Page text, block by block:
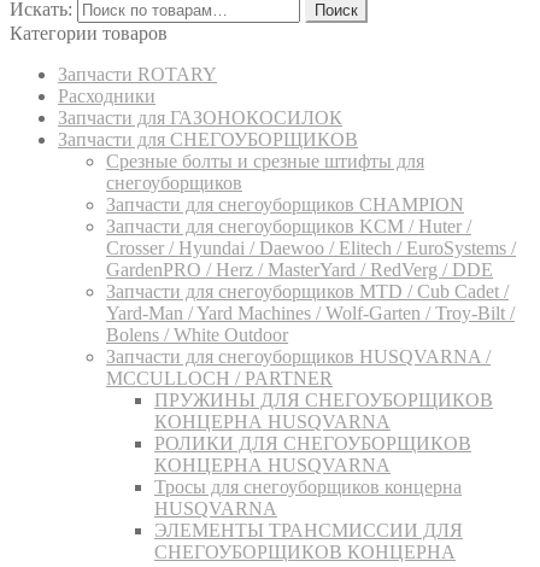
Искать: Поиск
Категории товаров
Запчасти ROTARY
Расходники
Запчасти для ГАЗОНОКОСИЛОК
Запчасти для СНЕГОУБОРЩИКОВ
Срезные болты и срезные штифты для
снегоуборщиков
Запчасти для снегоуборщиков CHAMPION
Запчасти для снегоуборщиков KCM / Huter /
Crosser / Hyundai / Daewoo / Elitech / EuroSystems /
GardenPRO / Herz / MasterYard / RedVerg / DDE
Запчасти для снегоуборщиков MTD / Cub Cadet /
Yard-Man / Yard Machines / Wolf-Garten / Troy-Bilt /
Bolens / White Outdoor
Запчасти для снегоуборщиков HUSQVARNA /
MCCULLOCH / PARTNER
ПРУЖИНЫ ДЛЯ СНЕГОУБОРЩИКОВ
КОНЦЕРНА HUSQVARNA
РОЛИКИ ДЛЯ СНЕГОУБОРЩИКОВ
КОНЦЕРНА HUSQVARNA
Тросы для снегоуборщиков концерна
HUSQVARNA
ЭЛЕМЕНТЫ ТРАНСМИССИИ ДЛЯ
СНЕГОУБОРЩИКОВ КОНЦЕРНА